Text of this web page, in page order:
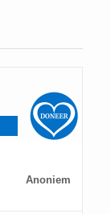
Anoniem